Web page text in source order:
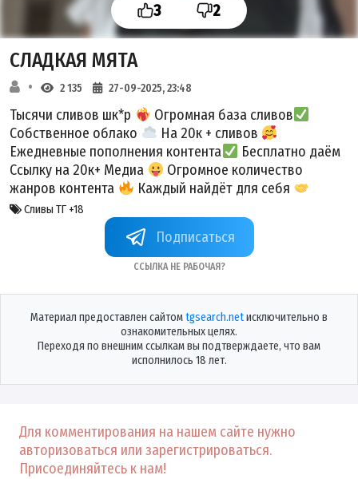
3 2
СЛАДКАЯ МЯТА
2 135 27-09-2025, 23:48
Тысячи сливов шк*р
Огромная база сливов
Собственное облако
На 20к + сливов
Ежедневные пополнения контента
Бесплатно даём
Ссылку на 20к+ Медиа
Огромное количество
жанров контента
Каждый найдёт для себя
Сливы ТГ +18
+F29fqkP3O68wMDli
Ссылка не рабочая?
Материал предоставлен сайтомtgsearch.netисключительно в
ознакомительных целях.
Переходя по внешним ссылкам вы подтверждаете, что вам
исполнилось 18 лет.
Для комментирования на нашем сайте нужно
авторизоваться или зарегистрироваться.
Присоединяйтесь к нам!